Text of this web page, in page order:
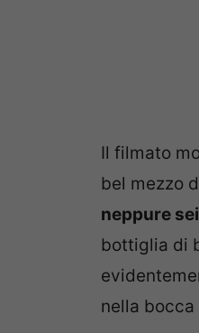
Il filmato
bel mezzo
neppure
bottiglia di
nella bocca